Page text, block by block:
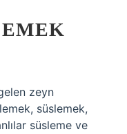
zeyn
süslemek,
süsleme ve